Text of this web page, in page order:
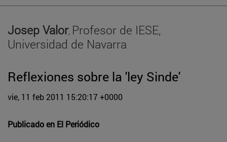
Josep Valor, Profesor de IESE,
Universidad de Navarra
Reflexiones sobre la 'ley Sinde'
vie, 11 feb 2011 15:20:17 +0000
Publicado en El Periódico